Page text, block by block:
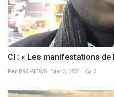
CI : « Les manifestations de
Par BSC-NEWS Mar 2, 2021 0